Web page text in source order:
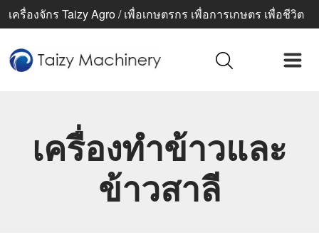
เครื่องจักร Taizy Agro / เพื่อเกษตรกร เพื่อการเกษตร เพื่อชีวิต
เครื่องทำข้าวและ
ข้าวสาลี